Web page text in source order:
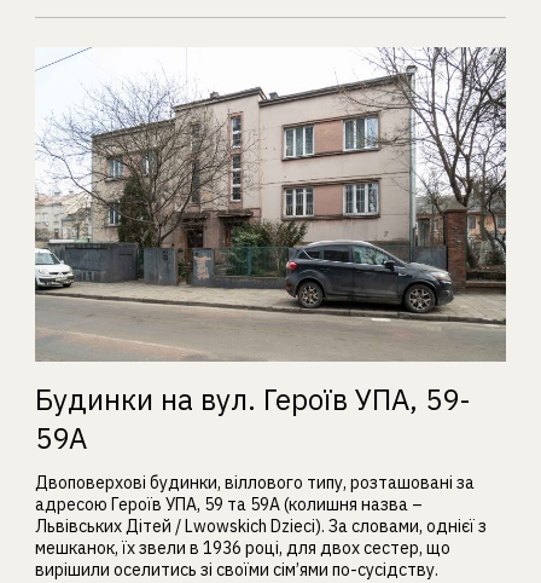
Будинки на вул. Героїв УПА, 59-
59А
Двоповерхові будинки, віллового типу, розташовані за
адресою Героїв УПА, 59 та 59А (колишня назва –
Львівських Дітей / Lwowskich Dzieci). За словами, однієї з
мешканок, їх звели в 1936 році, для двох сестер, що
вирішили оселитись зі своїми сім’ями по-сусідству.